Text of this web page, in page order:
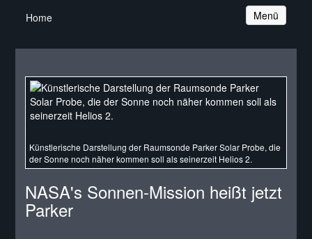
Navigation
Menü
Home
Künstlerische Darstellung der Raumsonde Parker Solar Probe, die
der Sonne noch näher kommen soll als seinerzeit Helios 2.
NASA's Sonnen-Mission heißt jetzt
Parker